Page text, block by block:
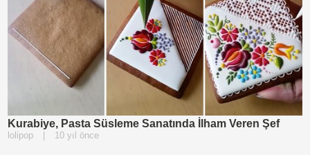
Kurabiye, Pasta Süsleme Sanatında İlham Veren Şef
lolipop 10 yıl önce